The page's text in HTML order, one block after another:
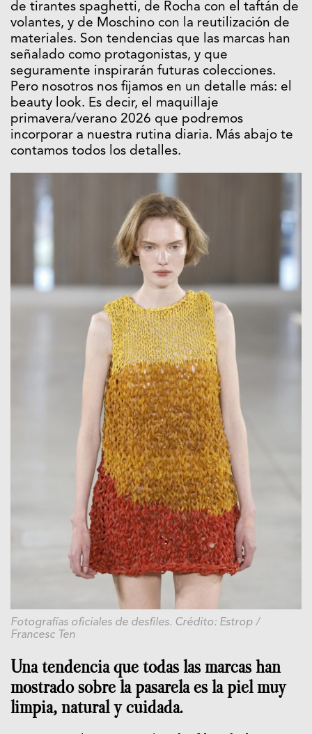
de tirantes spaghetti, de Rocha con el taftán de
volantes, y de Moschino con la reutilización de
materiales. Son tendencias que las marcas han
señalado como protagonistas, y que
seguramente inspirarán futuras colecciones.
Pero nosotros nos fijamos en un detalle más: el
beauty look. Es decir, el maquillaje
primavera/verano 2026 que podremos
incorporar a nuestra rutina diaria. Más abajo te
contamos todos los detalles.
Fotografías oficiales de desfiles. Crédito: Estrop /
Francesc Ten
Una tendencia que todas las marcas han
mostrado sobre la pasarela es la piel muy
limpia, natural y cuidada.